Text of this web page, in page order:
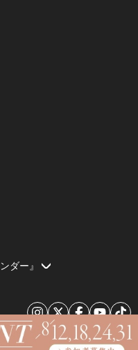
ダー』
by Tokyo Calendar, Inc.